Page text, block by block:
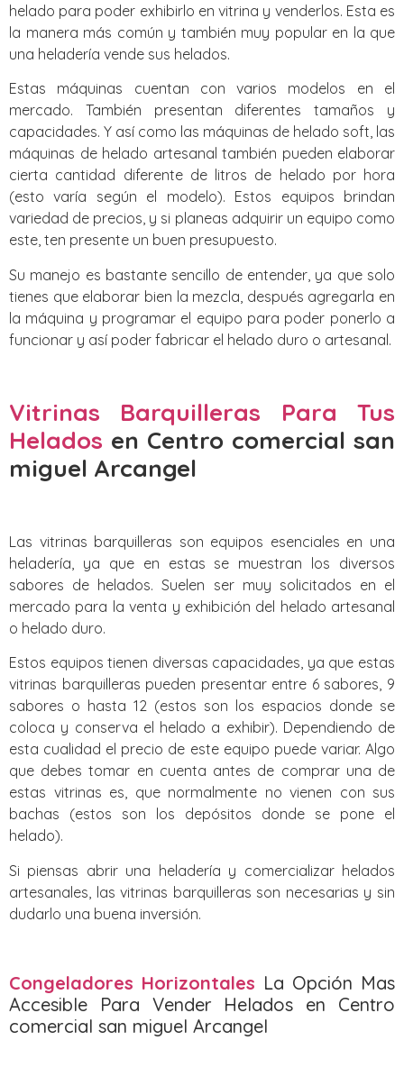
helado para poder exhibirlo en vitrina y venderlos. Esta es
la manera más común y también muy popular en la que
una heladería vende sus helados.
Estas máquinas cuentan con varios modelos en el
mercado. También presentan diferentes tamaños y
capacidades. Y así como las máquinas de helado soft, las
máquinas de helado artesanal también pueden elaborar
cierta cantidad diferente de litros de helado por hora
(esto varía según el modelo). Estos equipos brindan
variedad de precios, y si planeas adquirir un equipo como
este, ten presente un buen presupuesto.
Su manejo es bastante sencillo de entender, ya que solo
tienes que elaborar bien la mezcla, después agregarla en
la máquina y programar el equipo para poder ponerlo a
funcionar y así poder fabricar el helado duro o artesanal.
Vitrinas Barquilleras Para Tus
Helados en Centro comercial san
miguel Arcangel
Las vitrinas barquilleras son equipos esenciales en una
heladería, ya que en estas se muestran los diversos
sabores de helados. Suelen ser muy solicitados en el
mercado para la venta y exhibición del helado artesanal
o helado duro.
Estos equipos tienen diversas capacidades, ya que estas
vitrinas barquilleras pueden presentar entre 6 sabores, 9
sabores o hasta 12 (estos son los espacios donde se
coloca y conserva el helado a exhibir). Dependiendo de
esta cualidad el precio de este equipo puede variar. Algo
que debes tomar en cuenta antes de comprar una de
estas vitrinas es, que normalmente no vienen con sus
bachas (estos son los depósitos donde se pone el
helado).
Si piensas abrir una heladería y comercializar helados
artesanales, las vitrinas barquilleras son necesarias y sin
dudarlo una buena inversión.
Congeladores Horizontales La Opción Mas
Accesible Para Vender Helados en Centro
comercial san miguel Arcangel